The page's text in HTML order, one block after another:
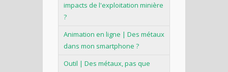
impacts de l'exploitation minière
?
Animation en ligne | Des métaux
dans mon smartphone ?
Outil | Des métaux, pas que